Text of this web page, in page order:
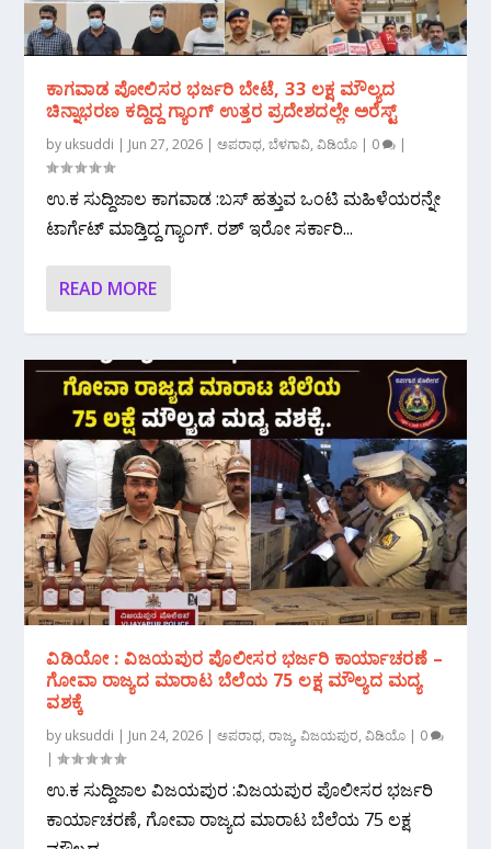
ಕಾಗವಾಡ ಪೋಲಿಸರ ಭರ್ಜರಿ ಬೇಟೆ, 33 ಲಕ್ಷ ಮೌಲ್ಯದ
ಚಿನ್ನಾಭರಣ ಕದ್ದಿದ್ದ ಗ್ಯಾಂಗ್ ಉತ್ತರ ಪ್ರದೇಶದಲ್ಲೇ ಅರೆಸ್ಟ್
by uksuddi | Jun 27, 2026 |ಅಪರಾಧ,ಬೆಳಗಾವಿ,ವಿಡಿಯೊ | 0 |
ಉ.ಕ ಸುದ್ದಿಜಾಲ ಕಾಗವಾಡ :ಬಸ್ ಹತ್ತುವ ಒಂಟಿ ಮಹಿಳೆಯರನ್ನೇ
ಟಾರ್ಗೆಟ್ ಮಾಡ್ತಿದ್ದ ಗ್ಯಾಂಗ್. ರಶ್ ಇರೋ ಸರ್ಕಾರಿ...
READ MORE
ವಿಡಿಯೋ : ವಿಜಯಪುರ ಪೊಲೀಸರ ಭರ್ಜರಿ ಕಾರ್ಯಾಚರಣೆ –
ಗೋವಾ ರಾಜ್ಯದ ಮಾರಾಟ ಬೆಲೆಯ 75 ಲಕ್ಷ ಮೌಲ್ಯದ ಮದ್ಯ
ವಶಕ್ಕೆ
by uksuddi | Jun 24, 2026 |ಅಪರಾಧ,ರಾಜ್ಯ,ವಿಜಯಪುರ,ವಿಡಿಯೊ | 0
|
ಉ.ಕ ಸುದ್ದಿಜಾಲ ವಿಜಯಪುರ :ವಿಜಯಪುರ ಪೊಲೀಸರ ಭರ್ಜರಿ
ಕಾರ್ಯಾಚರಣೆ, ಗೋವಾ ರಾಜ್ಯದ ಮಾರಾಟ ಬೆಲೆಯ 75 ಲಕ್ಷ